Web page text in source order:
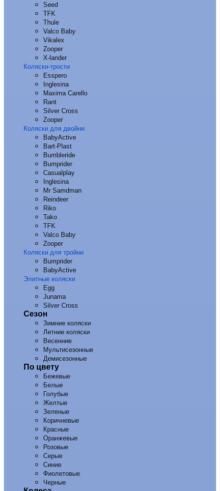
Seed
TFK
Thule
Valco Baby
Vikalex
Zooper
X-lander
Коляски-трости
Esspero
Inglesina
Maxima Carello
Rant
Silver Cross
Zooper
Коляски для двойни
BabyActive
Bart-Plast
Bumbleride
Bumprider
Casualplay
Inglesina
Mr Samdman
Reindeer
Riko
Tako
TFK
Valco Baby
Zooper
Коляски для тройни
Bumprider
BabyActive
Элитные коляски
Egg
Junama
Silver Cross
Сезон
Зимние коляски
Летние коляски
Весенние
Мультисезонные
Демисезонные
По цвету
Бежевые
Белые
Голубые
Желтые
Зеленые
Коричневые
Красные
Оранжевые
Розовые
Серые
Синие
Фиолетовые
Черные